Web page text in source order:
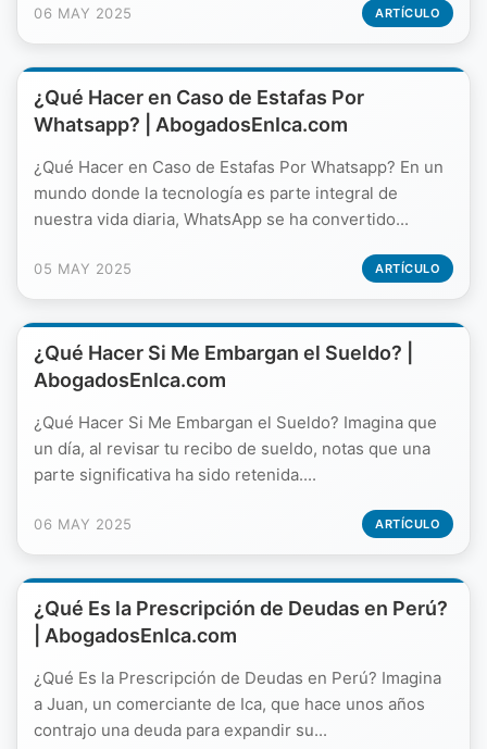
06 MAY 2025 ARTÍCULO
¿Qué Hacer en Caso de Estafas Por
Whatsapp? | AbogadosEnIca.com
¿Qué Hacer en Caso de Estafas Por Whatsapp? En un
mundo donde la tecnología es parte integral de
nuestra vida diaria, WhatsApp se ha convertido...
05 MAY 2025 ARTÍCULO
¿Qué Hacer Si Me Embargan el Sueldo? |
AbogadosEnIca.com
¿Qué Hacer Si Me Embargan el Sueldo? Imagina que
un día, al revisar tu recibo de sueldo, notas que una
parte significativa ha sido retenida....
06 MAY 2025 ARTÍCULO
¿Qué Es la Prescripción de Deudas en Perú?
| AbogadosEnIca.com
¿Qué Es la Prescripción de Deudas en Perú? Imagina
a Juan, un comerciante de Ica, que hace unos años
contrajo una deuda para expandir su...